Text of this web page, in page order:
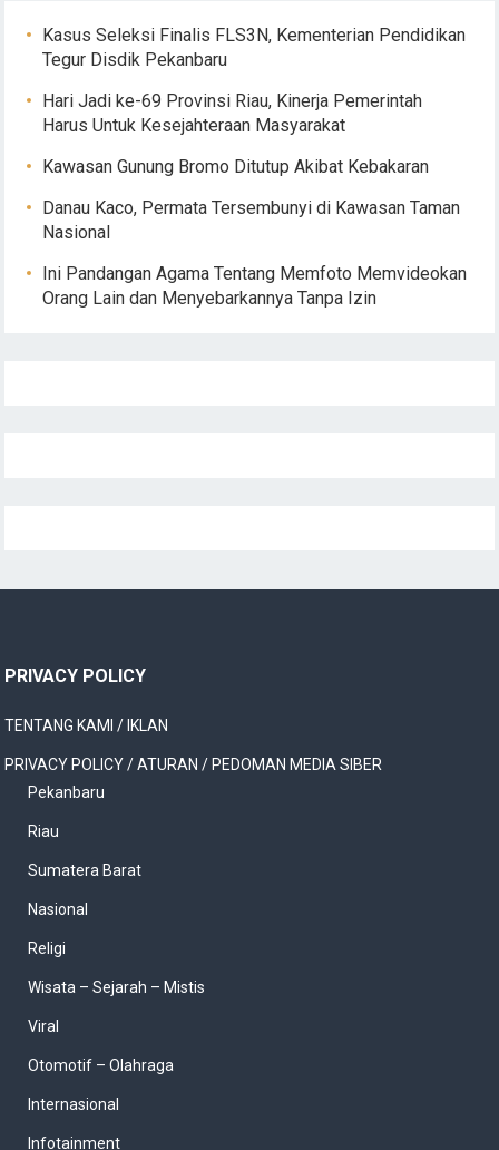
Kasus Seleksi Finalis FLS3N, Kementerian Pendidikan
Tegur Disdik Pekanbaru
Hari Jadi ke-69 Provinsi Riau, Kinerja Pemerintah
Harus Untuk Kesejahteraan Masyarakat
Kawasan Gunung Bromo Ditutup Akibat Kebakaran
Danau Kaco, Permata Tersembunyi di Kawasan Taman
Nasional
Ini Pandangan Agama Tentang Memfoto Memvideokan
Orang Lain dan Menyebarkannya Tanpa Izin
PRIVACY POLICY
TENTANG KAMI / IKLAN
PRIVACY POLICY / ATURAN / PEDOMAN MEDIA SIBER
Pekanbaru
Riau
Sumatera Barat
Nasional
Religi
Wisata – Sejarah – Mistis
Viral
Otomotif – Olahraga
Internasional
Infotainment